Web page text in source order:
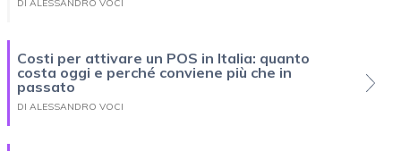
DI ALESSANDRO VOCI
Costi per attivare un POS in Italia: quanto
costa oggi e perché conviene più che in
passato
DI ALESSANDRO VOCI